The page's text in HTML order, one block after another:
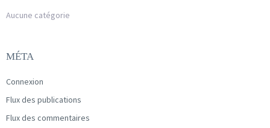
Aucune catégorie
MÉTA
Connexion
Flux des publications
Flux des commentaires